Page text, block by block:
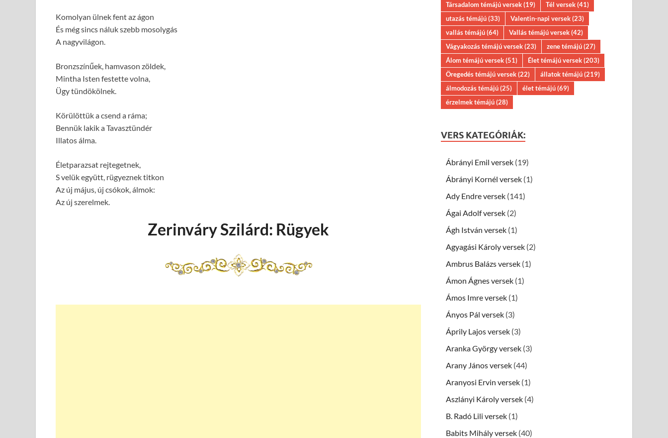
Komolyan ülnek fent az ágon
És még sincs náluk szebb mosolygás
A nagyvilágon.
Bronzszínűek, hamvason zöldek,
Mintha Isten festette volna,
Ügy tündökölnek.
Körülöttük a csend a ráma;
Bennük lakik a Tavasztündér
Illatos álma.
Életparazsat rejtegetnek,
S velük együtt, rügyeznek titkon
Az új május, új csókok, álmok:
Az új szerelmek.
Zerinváry Szilárd: Rügyek
Társadalom témájú versek(19) Tél versek(41)
utazás témájú(33) Valentin-napi versek(23)
vallás témájú(64) Vallás témájú versek(42)
Vágyakozás témájú versek(23) zene témájú(27)
Álom témájú versek(51) Élet témájú versek(203)
Öregedés témájú versek(22) állatok témájú(219)
álmodozás témájú(25) élet témájú(69)
érzelmek témájú(28)
VERS KATEGÓRIÁK:
Ábrányi Emil versek (19)
Ábrányi Kornél versek (1)
Ady Endre versek (141)
Ágai Adolf versek (2)
Ágh István versek (1)
Agyagási Károly versek (2)
Ambrus Balázs versek (1)
Ámon Ágnes versek (1)
Ámos Imre versek (1)
Ányos Pál versek (3)
Áprily Lajos versek (3)
Aranka György versek (3)
Arany János versek (44)
Aranyosi Ervin versek (1)
Aszlányi Károly versek (4)
B. Radó Lili versek (1)
Babits Mihály versek (40)